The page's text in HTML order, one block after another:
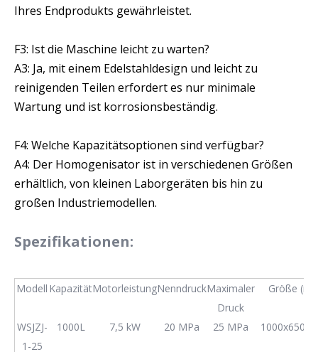
Ihres Endprodukts gewährleistet.
F3: Ist die Maschine leicht zu warten?
A3: Ja, mit einem Edelstahldesign und leicht zu
reinigenden Teilen erfordert es nur minimale
Wartung und ist korrosionsbeständig.
F4: Welche Kapazitätsoptionen sind verfügbar?
A4: Der Homogenisator ist in verschiedenen Größen
erhältlich, von kleinen Laborgeräten bis hin zu
großen Industriemodellen.
Spezifikationen:
Modell KapazitätMotorleistungNenndruckMaximaler
Druck
Größe
WSJZJ-
1-25
1000L 7,5 kW 20 MPa 25 MPa